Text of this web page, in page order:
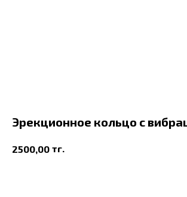
Эрекционное кольцо с
2500,00 тг.